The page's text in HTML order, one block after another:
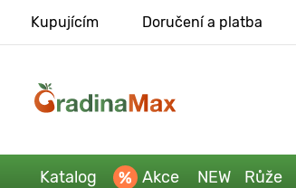
Kupujícím Doručení a platba
Katalog Akce NEW Růže